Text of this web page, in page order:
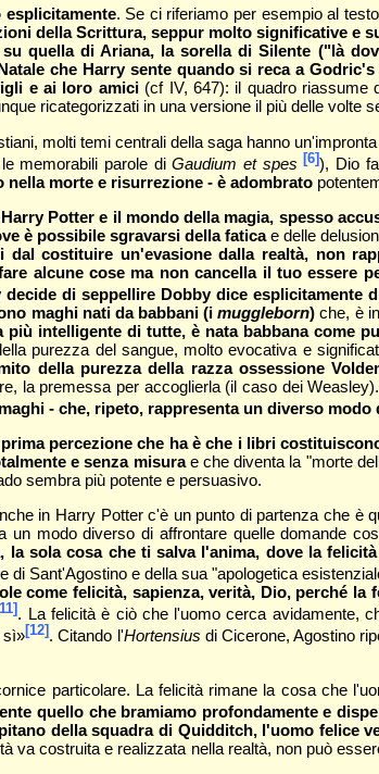
esplicitamente. Se ci riferiamo per esempio al
della Scrittura, seppur molto significative e
quella di Ariana, la sorella di Silente ("là
che Harry sente quando si reca a
e ai loro amici(cf IV, 647): il quadro riassume
ricategorizzati in una versione il più delle volte
molti temi centrali della saga hanno
memorabili parole diGaudium et spes [6]), Dio
morte e risurrezione - è adombrato
Potter e il mondo della magia, spesso
è possibile sgravarsi della faticae delle
dal costituire un'evasione dalla realtà, non
alcune cose ma non cancella il tuo essere
di seppellire Dobby dice esplicitamente
maghi nati da babbani (imuggleborn) che, è
intelligente di tutte, è nata babbana come
purezza del sangue, molto evocativa e
della purezza della razza ossessione
la premessa per accoglierla (il caso dei
- che, ripeto, rappresenta un diverso modo
percezione che ha è che i libri
e senza misurae che diventa la "morte
sembra più potente e persuasivo.
in Harry Potter c'è un punto di partenza che è
modo diverso di affrontare quelle domande
sola cosa che ti salva l'anima, dove la
di Sant'Agostino e della sua "apologetica
come felicità, sapienza, verità, Dio, perché
. La felicità è ciò che l'uomo cerca avidamente,
sì»[12] . Citando l'Hortensius di Cicerone, Agostino
particolare. La felicità rimane la cosa che
quello che bramiamo profondamente e
della squadra di Quidditch, l'uomo felice
va costruita e realizzata nella realtà, non può